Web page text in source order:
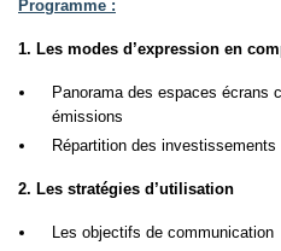
Programme :
1. Les modes d’expression en
Panorama des espaces écrans
émissions
Répartition des investissements
2. Les stratégies d’utilisation
Les objectifs de communication